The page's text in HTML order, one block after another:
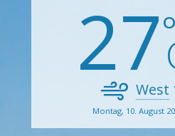
27
West
Montag, 10. August